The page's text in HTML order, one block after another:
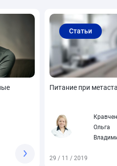
Статьи
Питание при
Ольга
29 / 11 / 2019